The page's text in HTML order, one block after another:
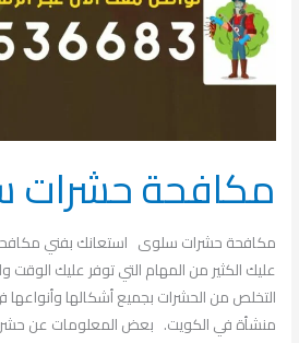
مكافحة
مكافحة حشرات سلوى استعانك بفني
عليك الكثير من المهام التي توفر عليك
التخلص من الحشرات بجميع أشكالها وأنواعها
منشأة في الكويت. بعض المعلومات عن